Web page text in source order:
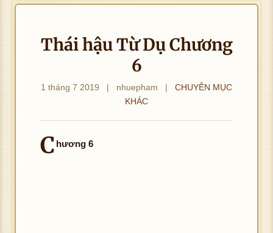
Thái hậu Từ Dụ Chương
6
1 tháng 7 2019 | nhuepham |
CHUYÊN MỤC
KHÁC
C hương 6